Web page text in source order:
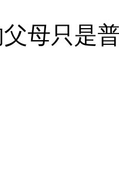
母只是